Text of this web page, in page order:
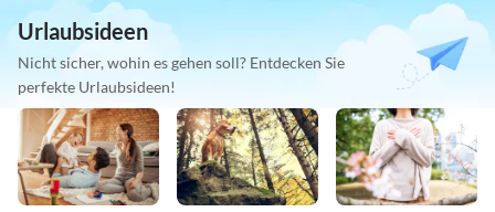
Urlaubsideen
Nicht sicher, wohin es gehen soll? Entdecken Sie
perfekte Urlaubsideen!